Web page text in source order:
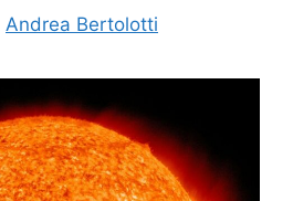
Andrea Bertolotti